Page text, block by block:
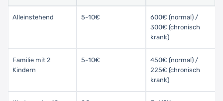
Alleinstehend 5-10€
600€ (normal) /
300€ (chronisch
krank)
Familie mit 2
Kindern
5-10€
450€ (normal) /
225€ (chronisch
krank)